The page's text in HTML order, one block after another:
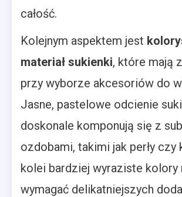
całość.
Kolejnym aspektem jest
materiał sukienki, które mają
przy wyborze akcesoriów do
Jasne, pastelowe odcienie
doskonale komponują się z
ozdobami, takimi jak perły czy
kolei bardziej wyraziste kolory
wymagać delikatniejszych